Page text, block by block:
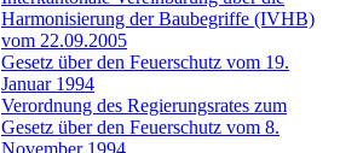
Harmonisierung der Baubegriffe (IVHB)
vom 22.09.2005
Gesetz über den Feuerschutz vom 19.
Januar 1994
Verordnung des Regierungsrates zum
Gesetz über den Feuerschutz vom 8.
November 1994